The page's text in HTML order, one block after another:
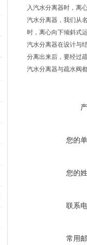
入汽水分离器时，离
汽水分离器，我们从
时，离心向下倾斜式
汽水分离器在设计与
分离出来后，要经过
汽水分离器与疏水阀
您的
您的
联系
常用